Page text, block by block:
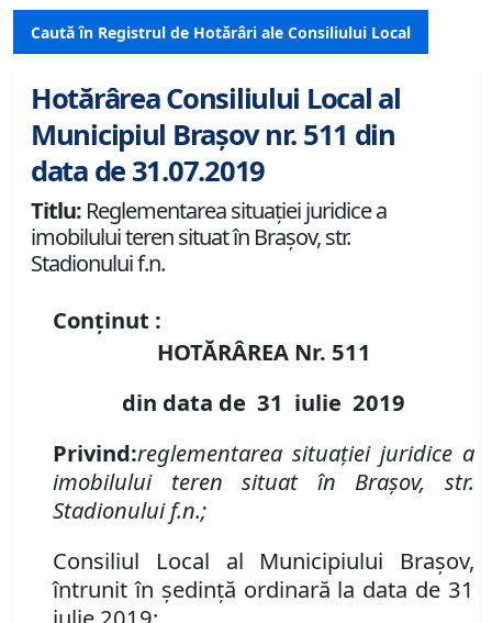
Caută în Registrul de Hotărâri ale Consiliului Local
Hotărârea Consiliului Local al
Municipiul Brașov nr. 511 din
data de 31.07.2019
Titlu: Reglementarea situației juridice a
imobilului teren situat în Brașov, str.
Stadionului f.n.
Conținut :
HOTĂRÂREA Nr. 511
din data de 31 iulie 2019
Privind:reglementarea situației juridice a
imobilului teren situat în Brașov, str.
Stadionului f.n.;
Consiliul Local al Municipiului Brașov,
întrunit în ședință ordinară la data de 31